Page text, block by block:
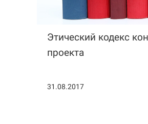
Этический кодекс
проекта
31.08.2017